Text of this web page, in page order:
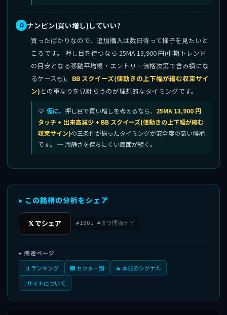
ナンピン(買い増し)していい?
買ったばかりなので、追加購入は数日待って様子を見たいと
ころです。 押し目を待つなら 25MA 13,900 円(中期トレンド
の目安となる移動平均線・エントリー価格次第で含み損にな
るケースも)。 BB スクイーズ(値動きの上下幅が縮む収束サイ
ン) との重なりを見計らうのが理想的なタイミングです。
仮に、 押し目で買い増しを考えるなら、 25MA 13,900 円
タッチ + 出来高減少 + BB スクイーズ(値動きの上下幅が縮む
収束サイン)の三条件が揃ったタイミングが安全度の高い候補
です。 ─ 冷静さを保ちにくい局面が続く。
▸ この銘柄の分析をシェア
𝕏 でシェア #1801 #ダウ理論ナビ
▸ 関連ページ
📊 ランキング
🏢 セクター別
🔥 本日のシグナル
ℹ️ サイトについて